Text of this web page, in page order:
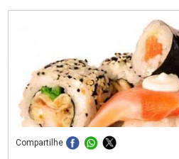
Compartilhe